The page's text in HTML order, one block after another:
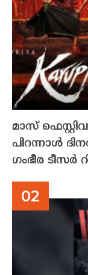
മാസ്
പിറന്നാൾ
ഗംഭീര ടീസർ